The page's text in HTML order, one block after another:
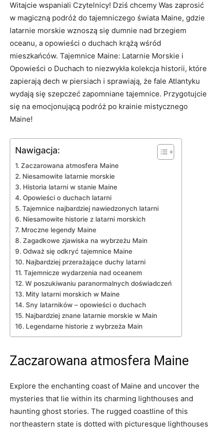
Witajcie wspaniali ​Czytelnicy! ​Dziś chcemy Was zaprosić
w magiczną podróż do tajemniczego świata Maine, gdzie
latarnie morskie ‍wznoszą się⁣ dumnie nad‍ brzegiem
oceanu, a opowieści o duchach krążą wśród
mieszkańców. ⁤Tajemnice Maine: Latarnie ⁣Morskie i
Opowieści o Duchach to niezwykła kolekcja ⁤historii, które
zapierają​ dech w piersiach‌ i sprawiają, ​że ‍fale Atlantyku
wydają się ‍szepczeć zapomniane tajemnice. Przygotujcie
się na ⁢emocjonującą podróż po krainie mistycznego
Maine!
Nawigacja:
Zaczarowana atmosfera Maine
Niesamowite latarnie‌ morskie
Historia latarni​ w stanie Maine
Opowieści o duchach latarni
Tajemnice​ najbardziej nawiedzonych latarni
Niesamowite historie z latarni morskich
Mroczne legendy Maine
Zagadkowe zjawiska⁤ na wybrzeżu⁤ Main
Odważ się odkryć ⁢tajemnice‌ Maine
Najbardziej przerażające ⁢duchy​ latarni
Tajemnicze wydarzenia nad oceanem
W ⁤poszukiwaniu paranormalnych doświadczeń
Mity latarni‌ morskich⁤ w Maine
Sny latarników – opowieści ⁤o ‍duchach
Najbardziej znane latarnie morskie w⁤ Main
Legendarne historie z wybrzeża Main
Zaczarowana atmosfera Maine
Explore⁤ the enchanting coast of Maine and uncover the
mysteries that lie⁢ within its charming lighthouses and
‍haunting ⁢ghost stories. ‍The rugged coastline of‌ this
northeastern state is dotted with picturesque lighthouses